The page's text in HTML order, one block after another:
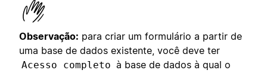
Observação: para criar um formulário a partir de
uma base de dados existente, você deve ter
Acesso completo à base de dados à qual o